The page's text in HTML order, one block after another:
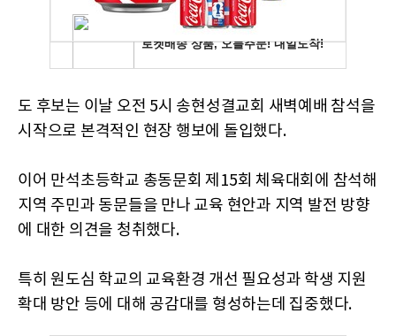
도 후보는 이날 오전 5시 송현성결교회 새벽예배 참석을
시작으로 본격적인 현장 행보에 돌입했다.
이어 만석초등학교 총동문회 제15회 체육대회에 참석해
지역 주민과 동문들을 만나 교육 현안과 지역 발전 방향
에 대한 의견을 청취했다.
특히 원도심 학교의 교육환경 개선 필요성과 학생 지원
확대 방안 등에 대해 공감대를 형성하는데 집중했다.